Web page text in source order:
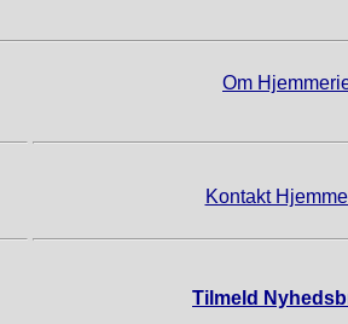
Om
Kontakt
Tilmeld